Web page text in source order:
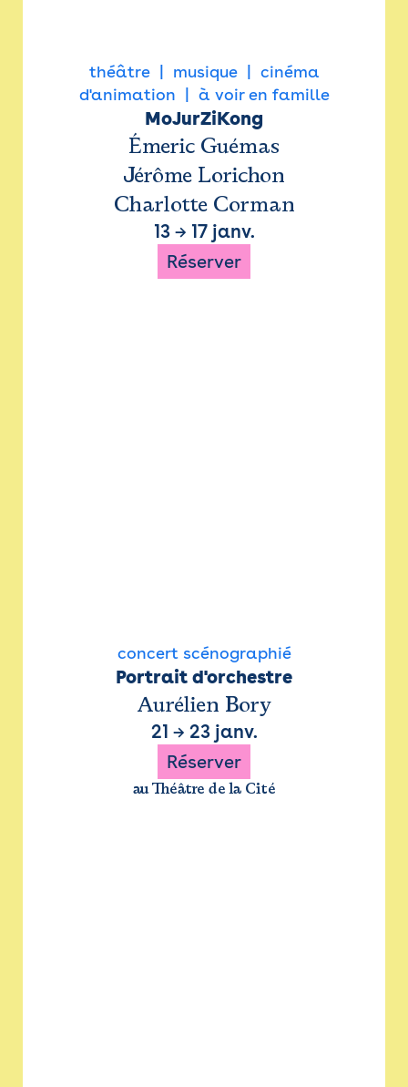
théâtre musique
cinéma
d'animation
à voir en famille
MoJurZiKong
Émeric Guémas
Jérôme Lorichon
Charlotte Corman
13→ 17 janv.
Réserver
concert scénographié
Portrait d'orchestre
Aurélien Bory
21 → 23 janv.
Réserver
au Théâtre de la Cité